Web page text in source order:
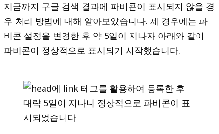
지금까지 구글 검색 결과에 파비콘이 표시되지 않을 경
우 처리 방법에 대해 알아보았습니다. 제 경우에는 파
비콘 설정을 변경한 후 약 5일이 지나자 아래와 같이
파비콘이 정상적으로 표시되기 시작했습니다.